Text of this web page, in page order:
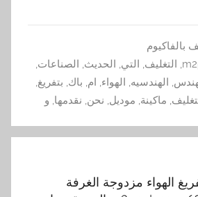
, التغليف, التي, الحديث, الصناعات,
, الهندسيه, الهواء, ام, باك, بتفريغ,
, ماكينة, موديل, نحن, نقدمها, و
الهواء مزدوجة الغرفة